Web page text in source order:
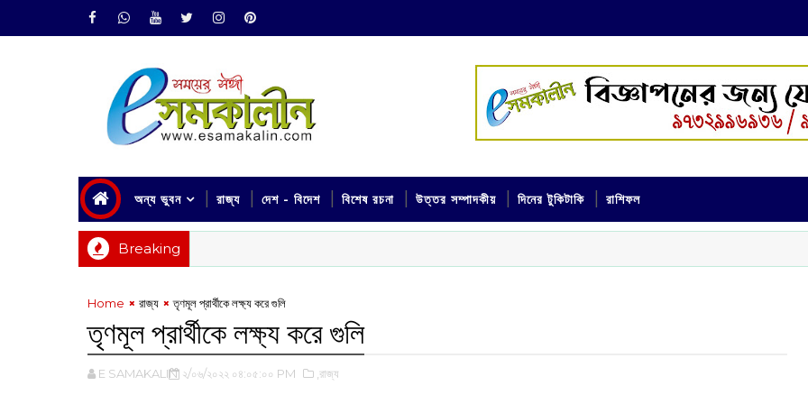
অন্য ভুবন রাজ্য দেশ - বিদেশ বিশেষ রচনা উত্তর সম্পাদকীয় দিনের টুকিটাকি রাশিফল
Breaking
Home রাজ্য ‌তৃণমূল প্রার্থীকে লক্ষ্য করে গুলি
‌তৃণমূল প্রার্থীকে লক্ষ্য করে গুলি
E SAMAKALIN ২/০৬/২০২২ ০৪:০৫:০০ PM ,রাজ্য